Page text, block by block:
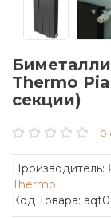
Thermo
секции)
0
Производитель:
Thermo
Код Товара: